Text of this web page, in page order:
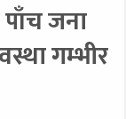
जना
गम्भीर